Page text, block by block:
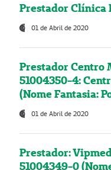
Prestador Clínica
01 de Abril de 2020
Prestador Centro
51004350-4:
(Nome Fantasia:
01 de Abril de 2020
Prestador:
51004349-0